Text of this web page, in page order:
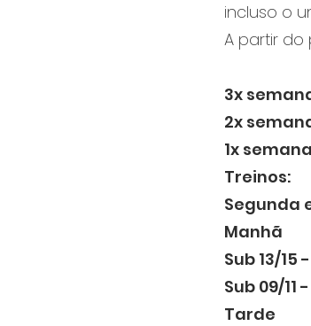
incluso o
A partir do
3x
2x
1x
Treinos:
Segunda
Manhã
Sub 13/15
Sub 09/11
Tarde